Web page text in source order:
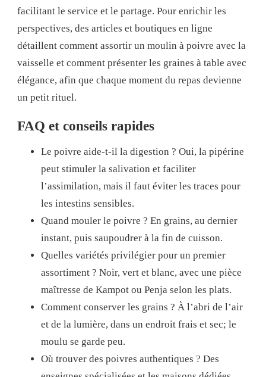
facilitant le service et le partage. Pour enrichir les
perspectives, des articles et boutiques en ligne
détaillent comment assortir un moulin à poivre avec la
vaisselle et comment présenter les graines à table avec
élégance, afin que chaque moment du repas devienne
un petit rituel.
FAQ et conseils rapides
Le poivre aide-t-il la digestion ? Oui, la pipérine
peut stimuler la salivation et faciliter
l’assimilation, mais il faut éviter les traces pour
les intestins sensibles.
Quand mouler le poivre ? En grains, au dernier
instant, puis saupoudrer à la fin de cuisson.
Quelles variétés privilégier pour un premier
assortiment ? Noir, vert et blanc, avec une pièce
maîtresse de Kampot ou Penja selon les plats.
Comment conserver les grains ? À l’abri de l’air
et de la lumière, dans un endroit frais et sec; le
moulu se garde peu.
Où trouver des poivres authentiques ? Des